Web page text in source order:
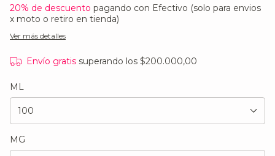
20% de descuento pagando con Efectivo (solo para envios
x moto o retiro en tienda)
Ver más detalles
Envío gratis superando los $200.000,00
ML
MG